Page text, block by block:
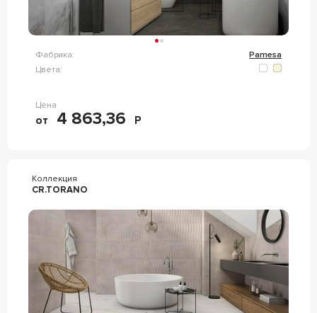
Фабрика:
Pamesa
Цвета:
Цена
от 4 863,36 Р
Коллекция
CR.TORANO